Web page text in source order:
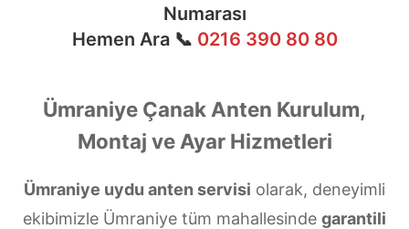
Numarası
Hemen Ara 📞 0216 390 80 80
Ümraniye Çanak Anten Kurulum,
Montaj ve Ayar Hizmetleri
Ümraniye uydu anten servisi olarak, deneyimli
ekibimizle Ümraniye tüm mahallesinde garantili